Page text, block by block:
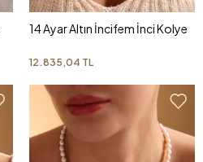
14 Ayar Altın İncifem İnci Kolye
12.835,04 TL